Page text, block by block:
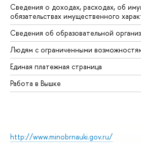
Сведения о доходах, расходах, об
обязательствах имущественного
Сведения об образовательной
Людям с ограниченными
Единая платежная страница
Работа в Вышке
http://www.minobrnauki.gov.ru/